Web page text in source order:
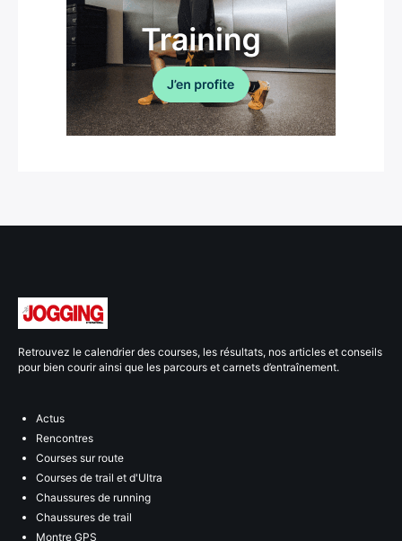
Retrouvez le calendrier des courses, les résultats, nos articles et conseils
pour bien courir ainsi que les parcours et carnets d’entraînement.
Actus
Rencontres
Courses sur route
Courses de trail et d'Ultra
Chaussures de running
Chaussures de trail
Montre GPS